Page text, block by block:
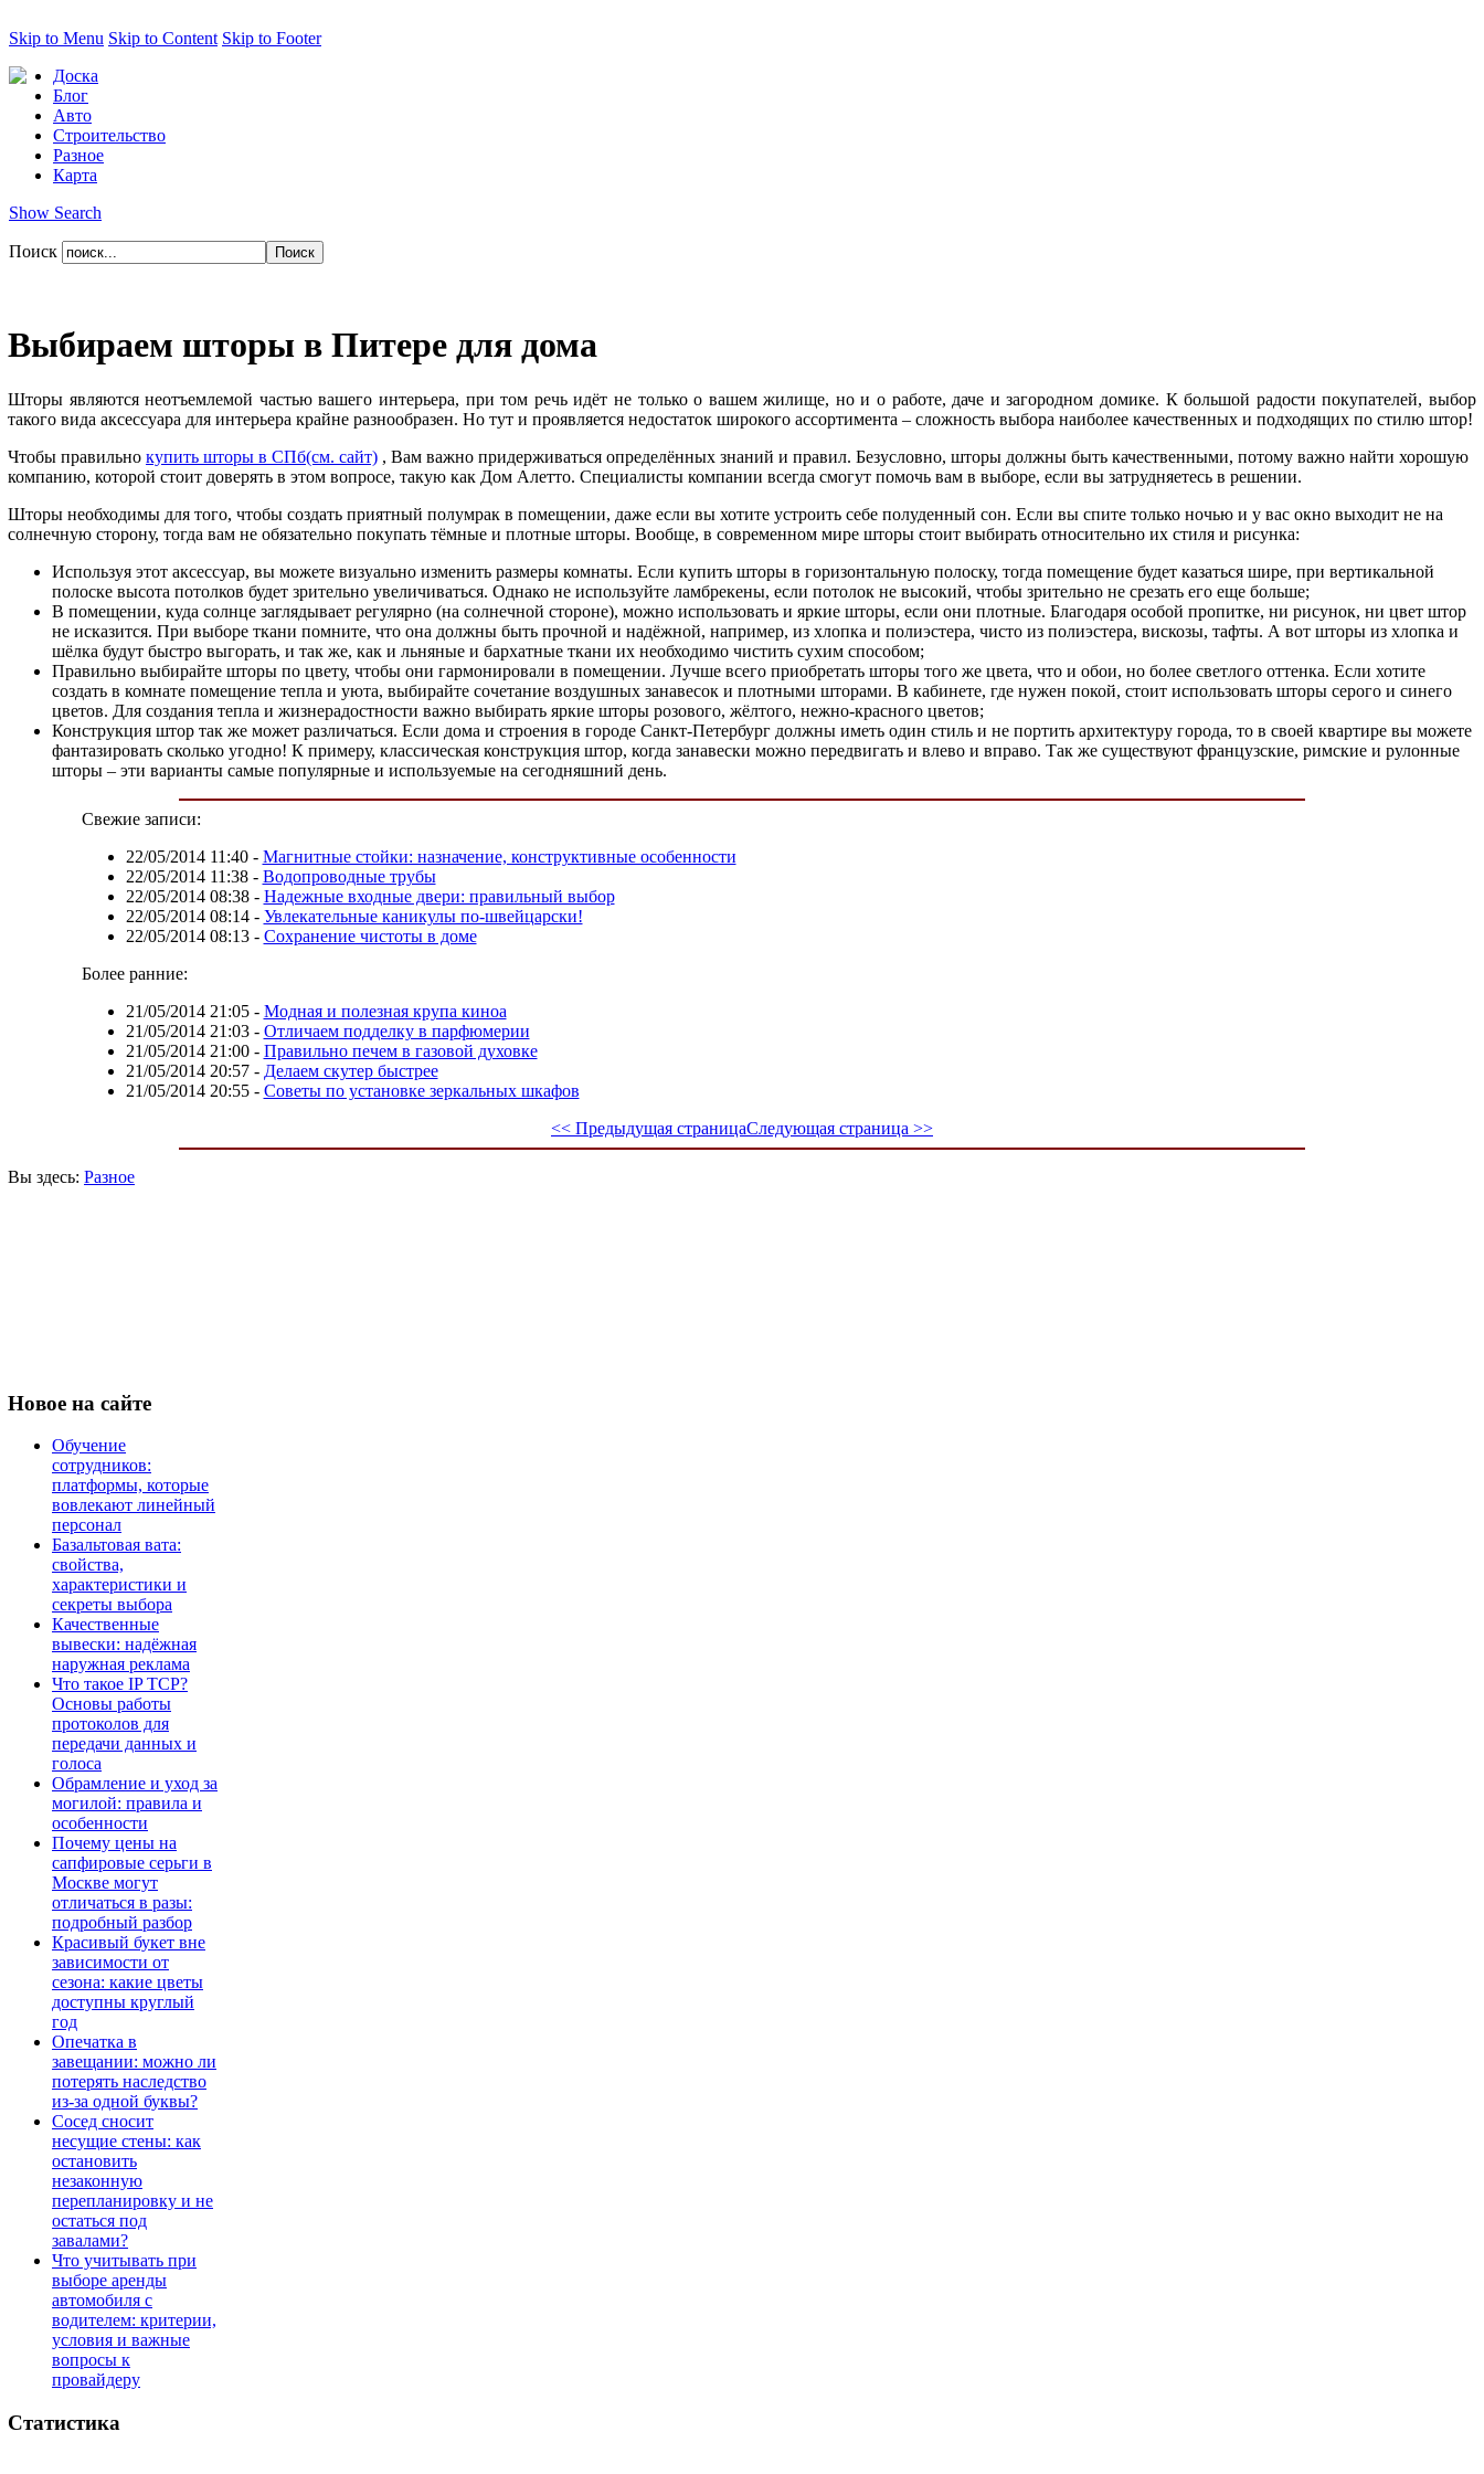
Skip to Menu Skip to Content Skip to Footer
Доска
Блог
Авто
Строительство
Разное
Карта
Show Search
Поиск
Выбираем шторы в Питере для дома
Шторы являются неотъемлемой частью вашего интерьера, при том речь идёт не только о вашем жилище, но и о работе, даче и загородном домике. К большой радости покупателей, выбор
такого вида аксессуара для интерьера крайне разнообразен. Но тут и проявляется недостаток широкого ассортимента – сложность выбора наиболее качественных и подходящих по стилю штор!
Чтобы правильно купить шторы в СПб(см. сайт) , Вам важно придерживаться определённых знаний и правил. Безусловно, шторы должны быть качественными, потому важно найти хорошую
компанию, которой стоит доверять в этом вопросе, такую как Дом Алетто. Специалисты компании всегда смогут помочь вам в выборе, если вы затрудняетесь в решении.
Шторы необходимы для того, чтобы создать приятный полумрак в помещении, даже если вы хотите устроить себе полуденный сон. Если вы спите только ночью и у вас окно выходит не на
солнечную сторону, тогда вам не обязательно покупать тёмные и плотные шторы. Вообще, в современном мире шторы стоит выбирать относительно их стиля и рисунка:
Используя этот аксессуар, вы можете визуально изменить размеры комнаты. Если купить шторы в горизонтальную полоску, тогда помещение будет казаться шире, при вертикальной
полоске высота потолков будет зрительно увеличиваться. Однако не используйте ламбрекены, если потолок не высокий, чтобы зрительно не срезать его еще больше;
В помещении, куда солнце заглядывает регулярно (на солнечной стороне), можно использовать и яркие шторы, если они плотные. Благодаря особой пропитке, ни рисунок, ни цвет штор
не исказится. При выборе ткани помните, что она должны быть прочной и надёжной, например, из хлопка и полиэстера, чисто из полиэстера, вискозы, тафты. А вот шторы из хлопка и
шёлка будут быстро выгорать, и так же, как и льняные и бархатные ткани их необходимо чистить сухим способом;
Правильно выбирайте шторы по цвету, чтобы они гармонировали в помещении. Лучше всего приобретать шторы того же цвета, что и обои, но более светлого оттенка. Если хотите
создать в комнате помещение тепла и уюта, выбирайте сочетание воздушных занавесок и плотными шторами. В кабинете, где нужен покой, стоит использовать шторы серого и синего
цветов. Для создания тепла и жизнерадостности важно выбирать яркие шторы розового, жёлтого, нежно-красного цветов;
Конструкция штор так же может различаться. Если дома и строения в городе Санкт-Петербург должны иметь один стиль и не портить архитектуру города, то в своей квартире вы можете
фантазировать сколько угодно! К примеру, классическая конструкция штор, когда занавески можно передвигать и влево и вправо. Так же существуют французские, римские и рулонные
шторы – эти варианты самые популярные и используемые на сегодняшний день.
Свежие записи:
22/05/2014 11:40- Магнитные стойки: назначение, конструктивные особенности
22/05/2014 11:38- Водопроводные трубы
22/05/2014 08:38- Надежные входные двери: правильный выбор
22/05/2014 08:14- Увлекательные каникулы по-швейцарски!
22/05/2014 08:13- Сохранение чистоты в доме
Более ранние:
21/05/2014 21:05- Модная и полезная крупа киноа
21/05/2014 21:03- Отличаем подделку в парфюмерии
21/05/2014 21:00- Правильно печем в газовой духовке
21/05/2014 20:57- Делаем скутер быстрее
21/05/2014 20:55- Советы по установке зеркальных шкафов
<< Предыдущая страницаСледующая страница >>
Вы здесь: Разное
Новое на сайте
Обучение
сотрудников:
платформы, которые
вовлекают линейный
персонал
Базальтовая вата:
свойства,
характеристики и
секреты выбора
Качественные
вывески: надёжная
наружная реклама
Что такое IP TCP?
Основы работы
протоколов для
передачи данных и
голоса
Обрамление и уход за
могилой: правила и
особенности
Почему цены на
сапфировые серьги в
Москве могут
отличаться в разы:
подробный разбор
Красивый букет вне
зависимости от
сезона: какие цветы
доступны круглый
год
Опечатка в
завещании: можно ли
потерять наследство
из-за одной буквы?
Сосед сносит
несущие стены: как
остановить
незаконную
перепланировку и не
остаться под
завалами?
Что учитывать при
выборе аренды
автомобиля с
водителем: критерии,
условия и важные
вопросы к
провайдеру
Статистика